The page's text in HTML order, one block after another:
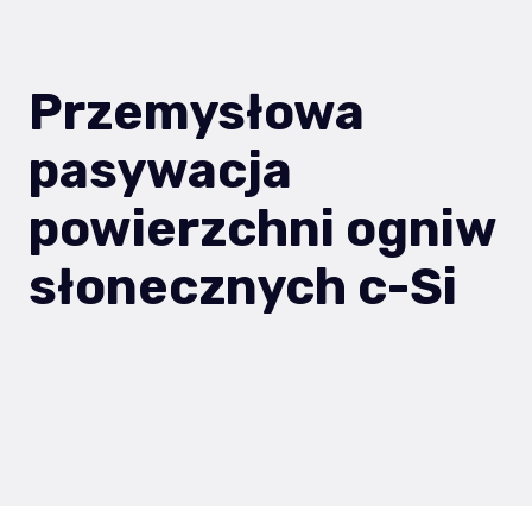
Przemysłowa
pasywacja
powierzchni ogniw
słonecznych c-Si